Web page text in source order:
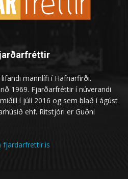
mannlífi í Hafnarfirði.
1969. Fjarðarfréttir í núverandi
í júlí 2016 og sem blað í ágúst
ehf. Ritstjóri er Guðni
fjardarfrettir.is